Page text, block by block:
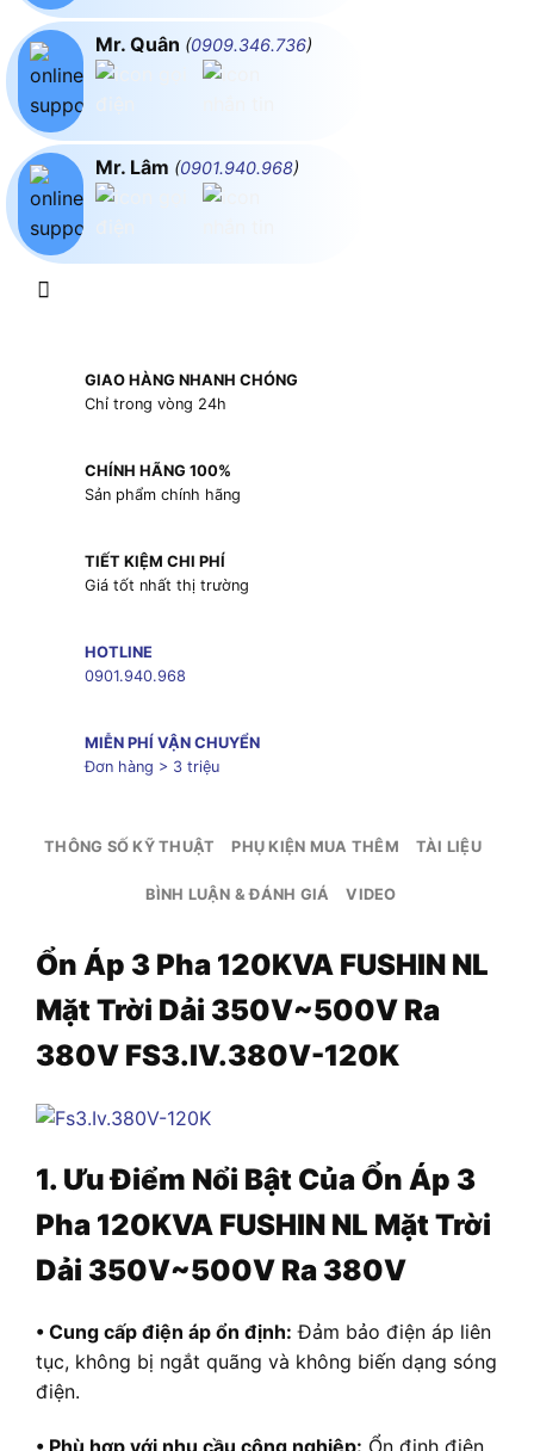
Mr. Quân (0909.346.736)
Mr. Lâm (0901.940.968)
GIAO HÀNG NHANH CHÓNG
Chỉ trong vòng 24h
CHÍNH HÃNG 100%
Sản phẩm chính hãng
TIẾT KIỆM CHI PHÍ
Giá tốt nhất thị trường
HOTLINE
0901.940.968
MIỄN PHÍ VẬN CHUYỂN
Đơn hàng > 3 triệu
THÔNG SỐ KỸ THUẬT PHỤ KIỆN MUA THÊM TÀI LIỆU
BÌNH LUẬN & ĐÁNH GIÁ VIDEO
Ổn Áp 3 Pha 120KVA FUSHIN NL
Mặt Trời Dải 350V~500V Ra
380V FS3.IV.380V-120K
1. Ưu Điểm Nổi Bật Của Ổn Áp 3
Pha 120KVA FUSHIN NL Mặt Trời
Dải 350V~500V Ra 380V
• Cung cấp điện áp ổn định: Đảm bảo điện áp liên
tục, không bị ngắt quãng và không biến dạng sóng
điện.